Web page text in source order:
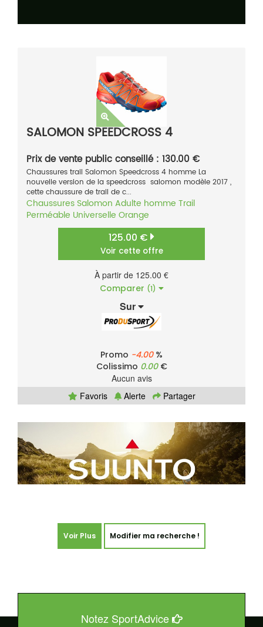
SALOMON SPEEDCROSS 4
Prix de vente public conseillé : 130.00 €
Chaussures trail Salomon Speedcross 4 homme La
nouvelle version de la speedcross salomon modèle 2017 ,
cette chaussure de trail de c...
Chaussures Salomon Adulte homme Trail
Perméable Universelle Orange
125.00 €
Voir cette offre
À partir de 125.00 €
Comparer (1)
Sur
Promo -4.00%
Colissimo 0.00€
Aucun avis
Favoris
Alerte Partager
Voir Plus Modifier ma recherche !
Notez SportAdvice